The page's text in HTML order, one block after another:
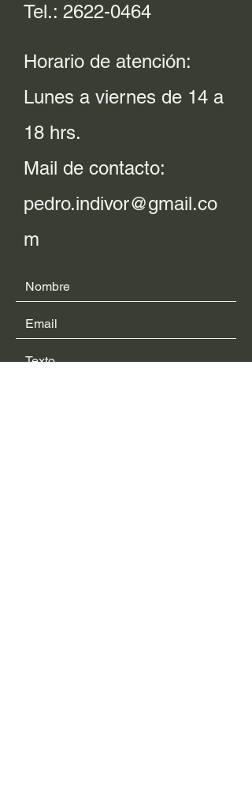
Tel.: 2622-0464
Horario de atención:
Lunes a viernes de 14 a
18 hrs.
Mail de contacto:
pedro.indivor@gmail.co
m